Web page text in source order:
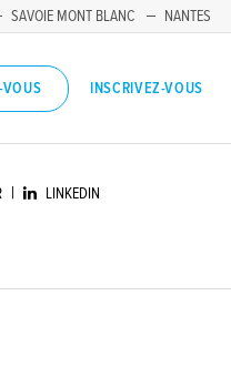
SAVOIE MONT BLANC
NANTES
INSCRIVEZ-VOUS
| LINKEDIN